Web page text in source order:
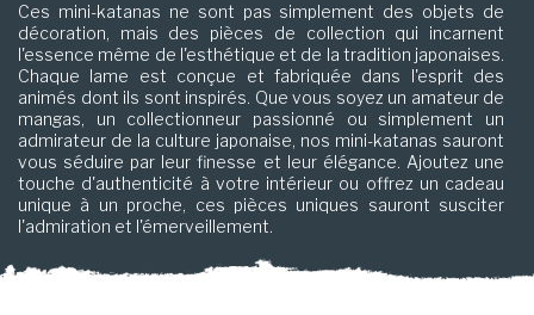
Ces mini-katanas ne sont pas simplement des objets de
décoration, mais des pièces de collection qui incarnent
l'essence même de l'esthétique et de la tradition japonaises.
Chaque lame est conçue et fabriquée dans l'esprit des
animés dont ils sont inspirés. Que vous soyez un amateur de
mangas, un collectionneur passionné ou simplement un
admirateur de la culture japonaise, nos mini-katanas sauront
vous séduire par leur finesse et leur élégance. Ajoutez une
touche d'authenticité à votre intérieur ou offrez un cadeau
unique à un proche, ces pièces uniques sauront susciter
l'admiration et l'émerveillement.
Explorez notre collection et plongez dans un univers où l'art,